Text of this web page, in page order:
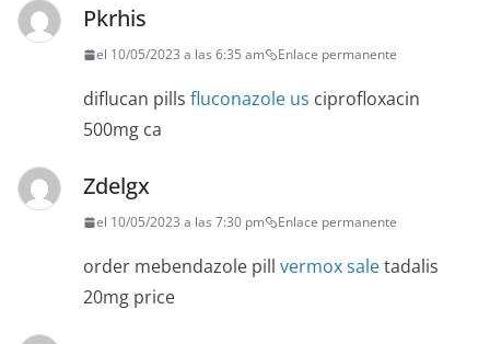
Pkrhis
el 10/05/2023 a las 6:35 am Enlace permanente
diflucan pills fluconazole us ciprofloxacin
500mg ca
Zdelgx
el 10/05/2023 a las 7:30 pm Enlace permanente
order mebendazole pill vermox saletadalis
20mg price